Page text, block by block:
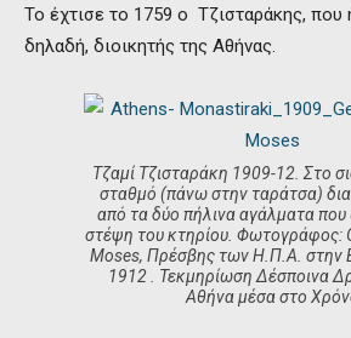
Το έχτισε το 1759 ο Τζισταράκης, που
δηλαδή, διοικητής της Αθήνας.
Τζαμί Τζισταράκη 1909-12. Στο
σταθμό (πάνω στην ταράτσα)
από τα δύο πήλινα αγάλματα
στέψη του κτηρίου. Φωτογράφος:
Moses, Πρέσβης των Η.Π.Α. στην
1912 . Τεκμηρίωση Δέσποινα
Αθήνα μέσα στο